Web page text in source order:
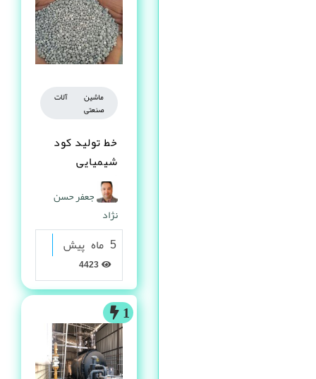
ماشین آلات
صنعتی
خط تولید کود
شیمیایی
گرانولی
جعفر حسن
نژاد
5 ماه پیش
1